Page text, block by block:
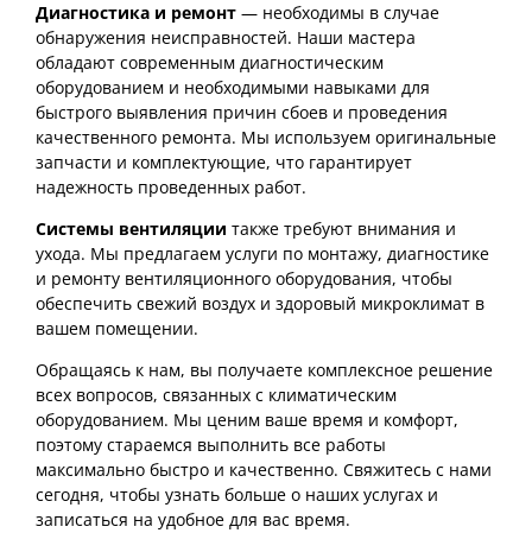
Диагностика и ремонт — необходимы в случае
обнаружения неисправностей. Наши мастера
обладают современным диагностическим
оборудованием и необходимыми навыками для
быстрого выявления причин сбоев и проведения
качественного ремонта. Мы используем оригинальные
запчасти и комплектующие, что гарантирует
надежность проведенных работ.
Системы вентиляции также требуют внимания и
ухода. Мы предлагаем услуги по монтажу, диагностике
и ремонту вентиляционного оборудования, чтобы
обеспечить свежий воздух и здоровый микроклимат в
вашем помещении.
Обращаясь к нам, вы получаете комплексное решение
всех вопросов, связанных с климатическим
оборудованием. Мы ценим ваше время и комфорт,
поэтому стараемся выполнить все работы
максимально быстро и качественно. Свяжитесь с нами
сегодня, чтобы узнать больше о наших услугах и
записаться на удобное для вас время.